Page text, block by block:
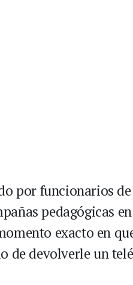
por funcionarios
pedagógicas
exacto en
de devolverle un